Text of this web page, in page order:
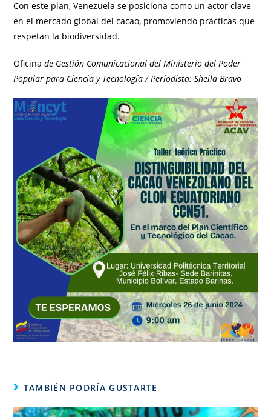
Con este plan, Venezuela se posiciona como un actor clave
en el mercado global del cacao, promoviendo prácticas que
respetan la biodiversidad.
Oficina de Gestión Comunicacional del Ministerio del Poder
Popular para Ciencia y Tecnología / Periodista: Sheila Bravo
TAMBIÉN PODRÍA GUSTARTE